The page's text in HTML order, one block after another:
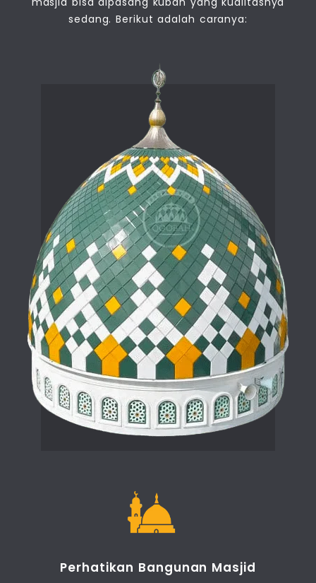
sedang. Berikut adalah caranya:
Perhatikan Bangunan Masjid